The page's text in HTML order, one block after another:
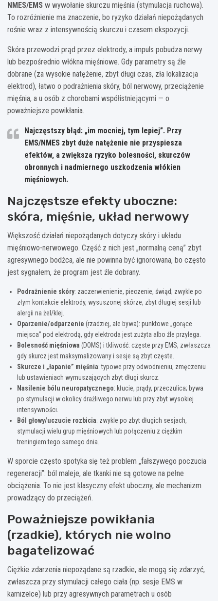
NMES/EMS w wywołanie skurczu mięśnia (stymulacja ruchowa).
To rozróżnienie ma znaczenie, bo ryzyko działań niepożądanych
rośnie wraz z intensywnością skurczu i czasem ekspozycji.
Skóra przewodzi prąd przez elektrody, a impuls pobudza nerwy
lub bezpośrednio włókna mięśniowe. Gdy parametry są źle
dobrane (za wysokie natężenie, zbyt długi czas, zła lokalizacja
elektrod), łatwo o podrażnienia skóry, ból nerwowy, przeciążenie
mięśnia, a u osób z chorobami współistniejącymi — o
poważniejsze powikłania.
Najczęstszy błąd: „im mocniej, tym lepiej”. Przy
EMS/NMES zbyt duże natężenie nie przyspiesza
efektów, a zwiększa ryzyko bolesności, skurczów
obronnych i nadmiernego uszkodzenia włókien
mięśniowych.
Najczęstsze efekty uboczne:
skóra, mięśnie, układ nerwowy
Większość działań niepożądanych dotyczy skóry i układu
mięśniowo-nerwowego. Część z nich jest „normalną ceną” zbyt
agresywnego bodźca, ale nie powinna być ignorowana, bo często
jest sygnałem, że program jest źle dobrany.
Podrażnienie skóry: zaczerwienienie, pieczenie, świąd; zwykle po
złym kontakcie elektrody, wysuszonej skórze, zbyt długiej sesji lub
alergii na żel/klej.
Oparzenie/odparzenie (rzadziej, ale bywa): punktowe „gorące
miejsca” pod elektrodą, gdy elektroda jest zużyta albo źle przylega.
Bolesność mięśniowa (DOMS) i tkliwość: częste przy EMS, zwłaszcza
gdy skurcz jest maksymalizowany i sesje są zbyt częste.
Skurcze i „łapanie” mięśnia: typowe przy odwodnieniu, zmęczeniu
lub ustawieniach wymuszających zbyt długi skurcz.
Nasilenie bólu neuropatycznego: kłucie, prądy, przeczulica; bywa
po stymulacji w okolicy drażliwego nerwu lub przy zbyt wysokiej
intensywności.
Ból głowy/uczucie rozbicia: zwykle po zbyt długich sesjach,
stymulacji wielu grup mięśniowych lub połączeniu z ciężkim
treningiem tego samego dnia.
W sporcie często spotyka się też problem „fałszywego poczucia
regeneracji”: ból maleje, ale tkanki nie są gotowe na pełne
obciążenia. To nie jest klasyczny efekt uboczny, ale mechanizm
prowadzący do przeciążeń.
Poważniejsze powikłania
(rzadkie), których nie wolno
bagatelizować
Ciężkie zdarzenia niepożądane są rzadkie, ale mogą się zdarzyć,
zwłaszcza przy stymulacji całego ciała (np. sesje EMS w
kamizelce) lub przy agresywnych parametrach u osób